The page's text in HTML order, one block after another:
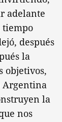
adelante
tiempo
después
la
objetivos,
Argentina
la
nos